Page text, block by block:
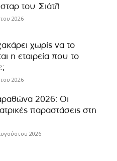
του Σιάτλ
2026
χωρίς να το
η εταιρεία που το
2026
2026: Οι
παραστάσεις στη
2026